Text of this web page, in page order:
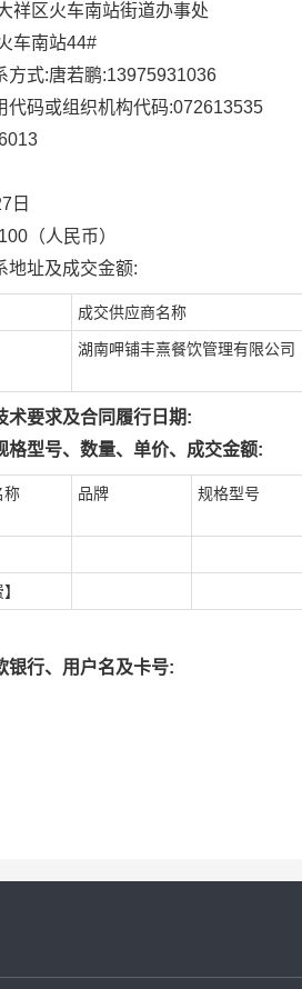
祥区火车南站街道办事处
车南站44#
方式:唐若鹏:13975931036
代码或组织机构代码:072613535
日
（人民币）
地址及成交金额:
成交供应商名称
湖南呷铺丰熹餐饮管理有限公司
术要求及合同履行日期:
格型号、数量、单价、成交金额:
称 品牌 规格型号
银行、用户名及卡号: